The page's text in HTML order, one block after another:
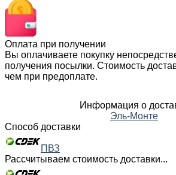
Оплата при получении
Вы оплачиваете покупку
получения посылки. Стоимость
чем при предоплате.
Информация о
Эль-Монте
Способ доставки
ПВЗ
Рассчитываем стоимость доставки...